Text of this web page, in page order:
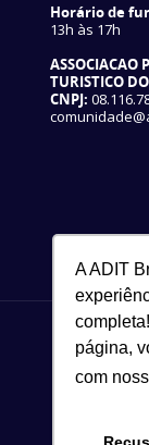
A ADIT
página,
com
Horário de
13h às 17h
ASSOCIACAO
TURISTICO
CNPJ: